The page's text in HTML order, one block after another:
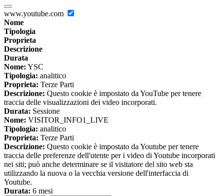
www.youtube.com
Nome
Tipologia
Proprieta
Descrizione
Durata
Nome: YSC
Tipologia: analitico
Proprieta: Terze Parti
Descrizione: Questo cookie è impostato da YouTube per tenere
traccia delle visualizzazioni dei video incorporati.
Durata: Sessione
Nome: VISITOR_INFO1_LIVE
Tipologia: analitico
Proprieta: Terze Parti
Descrizione: Questo cookie è impostato da Youtube per tenere
traccia delle preferenze dell'utente per i video di Youtube incorporati
nei siti; può anche determinare se il visitatore del sito web sta
utilizzando la nuova o la vecchia versione dell'interfaccia di
Youtube.
Durata: 6 mesi